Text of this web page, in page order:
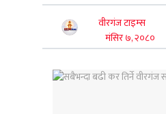
वीरगंज टाइम्स
मंसिर ७, २०८०